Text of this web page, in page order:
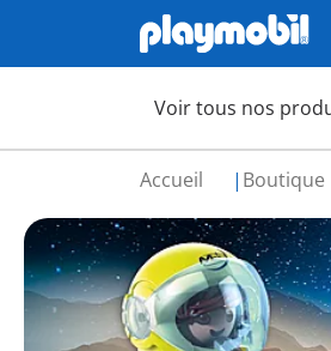
Voir tous nos
Accueil Boutique